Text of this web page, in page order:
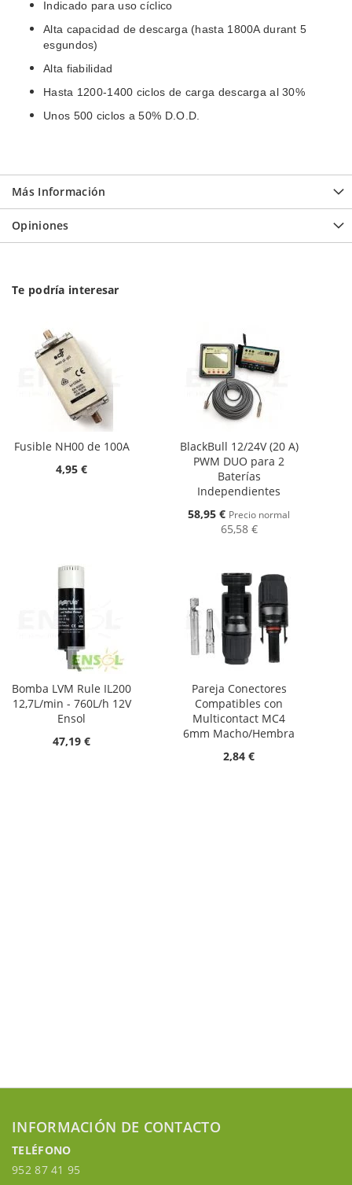
Indicado para uso cíclico
Alta capacidad de descarga (hasta 1800A durant 5
esgundos)
Alta fiabilidad
Hasta 1200-1400 ciclos de carga descarga al 30%
Unos 500 ciclos a 50% D.O.D.
Más Información
Opiniones
Te podría interesar
Fusible NH00 de 100A
4,95 €
BlackBull 12/24V (20 A)
PWM DUO para 2
Baterías
Independientes
Oferta
58,95 € Precio normal
65,58 €
Bomba LVM Rule IL200
12,7L/min - 760L/h 12V
Ensol
47,19 €
Pareja Conectores
Compatibles con
Multicontact MC4
6mm Macho/Hembra
2,84 €
INFORMACIÓN DE CONTACTO
TELÉFONO
952 87 41 95